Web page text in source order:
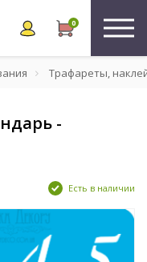
0
Трафареты,
-
Есть в наличии